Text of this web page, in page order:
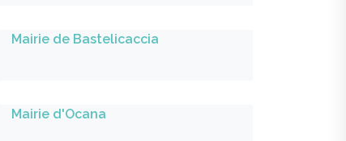
Mairie de Bastelicaccia
Mairie d'Ocana